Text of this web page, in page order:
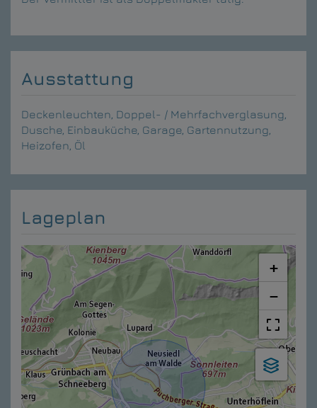
Ausstattung
Deckenleuchten Doppel- / Mehrfachverglasung
Dusche Einbauküche Garage Gartennutzung
Heizofen Öl
Lageplan
+
−